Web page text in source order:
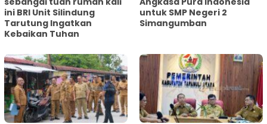
ini BRI Unit Silindung
Tarutung Ingatkan
Kebaikan Tuhan
untuk SMP Negeri 2
Simangumban